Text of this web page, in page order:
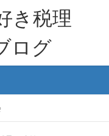
き税理
ログ